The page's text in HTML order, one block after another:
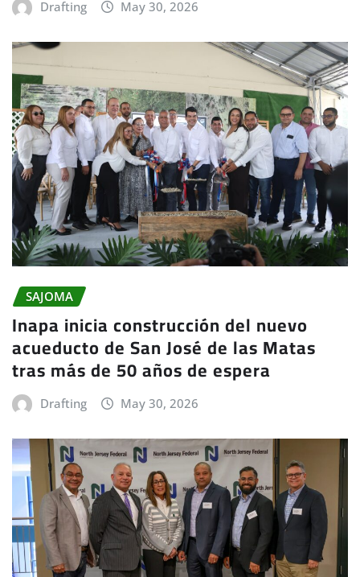
Drafting May 30, 2026
SAJOMA
Inapa inicia construcción del nuevo
acueducto de San José de las Matas
tras más de 50 años de espera
Drafting May 30, 2026